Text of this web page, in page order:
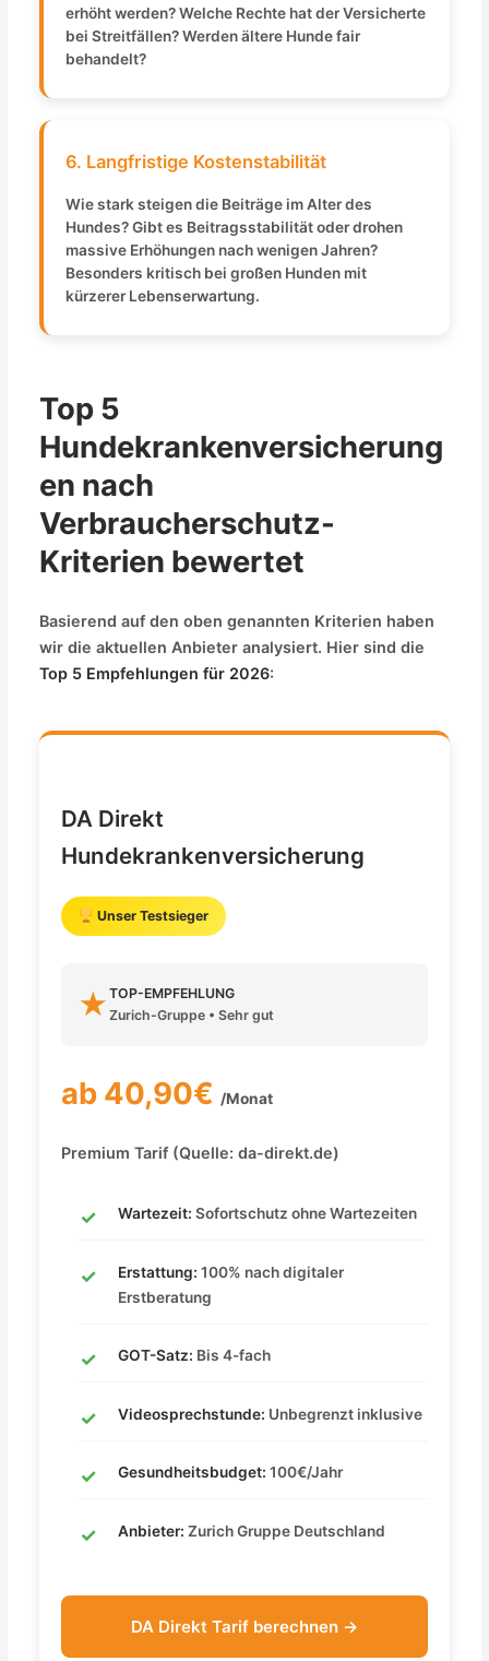
erhöht werden? Welche Rechte hat der Versicherte
bei Streitfällen? Werden ältere Hunde fair
behandelt?
6. Langfristige Kostenstabilität
Wie stark steigen die Beiträge im Alter des
Hundes? Gibt es Beitragsstabilität oder drohen
massive Erhöhungen nach wenigen Jahren?
Besonders kritisch bei großen Hunden mit
kürzerer Lebenserwartung.
Top 5
Hundekrankenversicherung
en nach
Verbraucherschutz-
Kriterien bewertet
Basierend auf den oben genannten Kriterien haben
wir die aktuellen Anbieter analysiert. Hier sind die
Top 5 Empfehlungen für 2026:
DA Direkt
Hundekrankenversicherung
Unser Testsieger
★TOP-EMPFEHLUNG
Zurich-Gruppe • Sehr gut
ab 40,90€/Monat
Premium Tarif (Quelle: da-direkt.de)
Wartezeit: Sofortschutz ohne Wartezeiten
Erstattung: 100% nach digitaler
Erstberatung
GOT-Satz: Bis 4-fach
Videosprechstunde: Unbegrenzt inklusive
Gesundheitsbudget: 100€/Jahr
Anbieter: Zurich Gruppe Deutschland
DA Direkt Tarif berechnen →